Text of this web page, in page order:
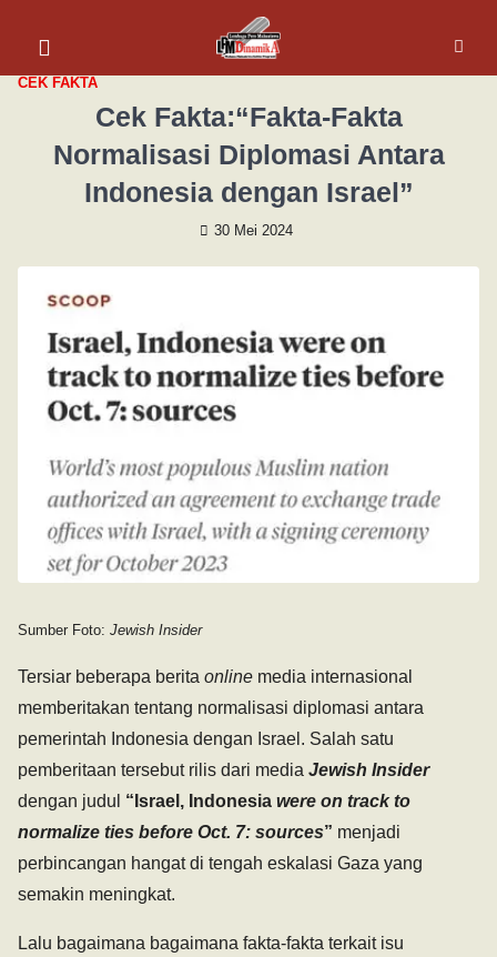
CEK FAKTA
Cek Fakta:“Fakta-Fakta
Normalisasi Diplomasi Antara
Indonesia dengan Israel”
30 Mei 2024
Sumber Foto: Jewish Insider
Tersiar beberapa berita online media internasional
memberitakan tentang normalisasi diplomasi antara
pemerintah Indonesia dengan Israel. Salah satu
pemberitaan tersebut rilis dari media Jewish Insider
dengan judul “ Israel, Indonesia were on track to
normalize ties before Oct. 7: sources” menjadi
perbincangan hangat di tengah eskalasi Gaza yang
semakin meningkat.
Lalu bagaimana bagaimana fakta-fakta terkait isu